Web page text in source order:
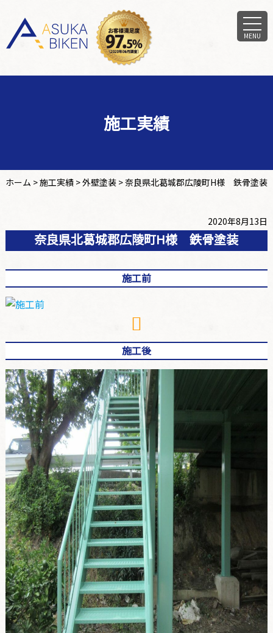
MENU
施工実績
ホーム >施工実績>外壁塗装>奈良県北葛城郡広陵町H様 鉄骨塗装
2020年8月13日
奈良県北葛城郡広陵町H様 鉄骨塗装
施工前
施工後